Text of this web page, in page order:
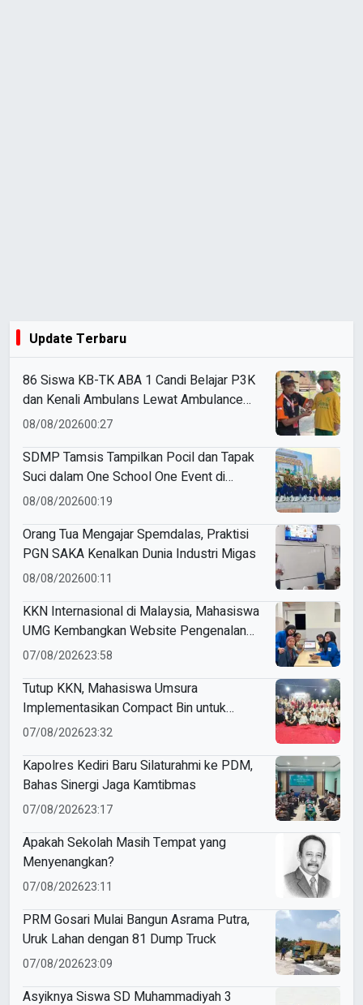
Update Terbaru
86 Siswa KB-TK ABA 1 Candi Belajar P3K
dan Kenali Ambulans Lewat Ambulance
Goes to Schools
08/08/202600:27
SDMP Tamsis Tampilkan Pocil dan Tapak
Suci dalam One School One Event di
Mojokerto
08/08/202600:19
Orang Tua Mengajar Spemdalas, Praktisi
PGN SAKA Kenalkan Dunia Industri Migas
08/08/202600:11
KKN Internasional di Malaysia, Mahasiswa
UMG Kembangkan Website Pengenalan
Budaya Indonesia
07/08/202623:58
Tutup KKN, Mahasiswa Umsura
Implementasikan Compact Bin untuk
Sampah Anorganik di Ketabang
07/08/202623:32
Kapolres Kediri Baru Silaturahmi ke PDM,
Bahas Sinergi Jaga Kamtibmas
07/08/202623:17
Apakah Sekolah Masih Tempat yang
Menyenangkan?
07/08/202623:11
PRM Gosari Mulai Bangun Asrama Putra,
Uruk Lahan dengan 81 Dump Truck
07/08/202623:09
Asyiknya Siswa SD Muhammadiyah 3